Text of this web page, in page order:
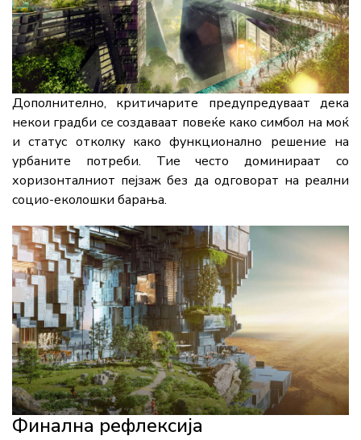
Дополнително, критичарите предупредуваат дека
некои градби се создаваат повеќе како симбол на моќ
и статус отколку како функционално решение на
урбаните потреби. Тие често доминираат со
хоризонталниот пејзаж без да одговорат на реални
социо-еколошки барања.
Финална рефлексија